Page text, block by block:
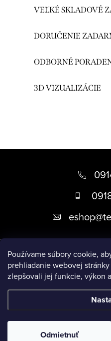
Používame súbory cookie,
prehliadanie webovej
zlepšovali jej funkcie, výkon
Odmietnuť
u
VEĽKÉ SKLADOVÉ
DORUČENIE
ODBORNÉ
3D VIZUALIZÁCIE
i
eshop@
Informácie
Prijímame online platby
Upraviť